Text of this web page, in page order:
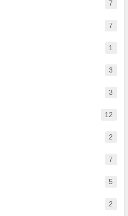
7
7
1
3
3
12
2
7
5
2